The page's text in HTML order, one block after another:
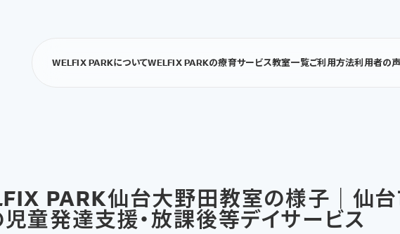
WELFIX PARKについてWELFIX PARKの療育サービス教室一覧ご利用方法利用者の声
PARK仙台大野田教室の様子｜仙台
童発達支援・放課後等デイサービス